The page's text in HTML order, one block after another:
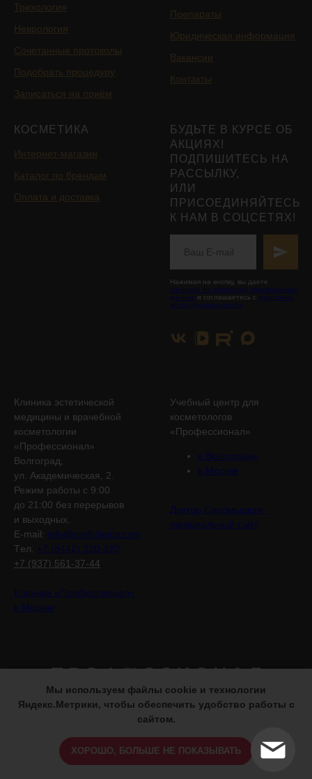
Трихология
Неврология
Сочетанные протоколы
Подобрать процедуру
Записаться на приём
Препараты
Юридическая информация
Вакансии
Контакты
КОСМЕТИКА
Интернет-магазин
Каталог по брендам
Оплата и доставка
БУДЬТЕ В КУРСЕ ОБ
АКЦИЯХ!
ПОДПИШИТЕСЬ НА
РАССЫЛКУ,
ИЛИ
ПРИСОЕДИНЯЙТЕСЬ
К НАМ В СОЦСЕТЯХ!
Нажимая на кнопку, вы даете
согласие на обработку персональных
данных и соглашаетесь с политикой
конфиденциальности
Клиника эстетической
медицины и врачебной
косметологии
«Профессионал»
Волгоград,
ул. Академическая, 2.
Режим работы с 9:00
до 21:00 без перерывов
и выходных.
E-mail: info@proficlinica.com
Tел. +7 (8442) 320-320
+7 (937) 561-37-44
Клиника «Профессионал»
в Москве
Учебный центр для
косметологов
«Профессионал»
в Волгограде
в Москве
Доктор Саромыцкая -
официальный сайт
© 2020-2024 ООО «Профессионал». ИНН
3444207725. ОГРН 1133443021910. Юр. адрес: г.
Волгоград, ул. Академическая, дом 2, 3 этаж,
Мы используем файлы cookie и технологии
Яндекс.Метрики, чтобы обеспечить удобство работы с
сайтом.
ХОРОШО, БОЛЬШЕ НЕ ПОКАЗЫВАТЬ